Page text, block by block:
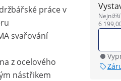
6
práce v
svařování
z ocelového
nástřikem